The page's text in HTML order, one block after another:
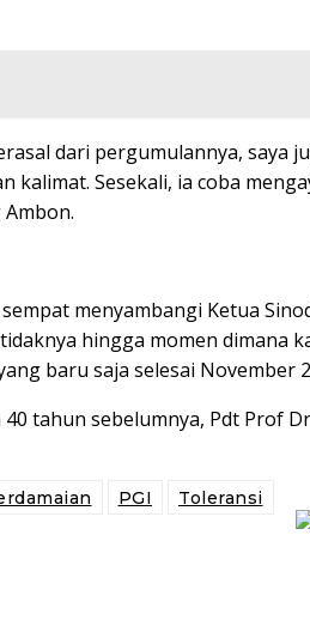
dari pergumulannya,
Sesekali, ia coba
menyambangi Ketua
hingga momen
baru saja selesai November
40 tahun sebelumnya, Pdt
PGI Toleransi